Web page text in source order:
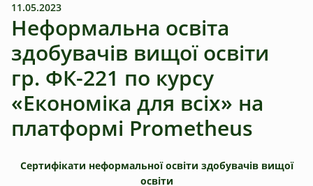
11.05.2023
Неформальна освіта
здобувачів вищої освіти
гр. ФК-221 по курсу
«Економіка для всіх» на
платформі Prometheus
Сертифікати неформальної освіти здобувачів вищої
освіти